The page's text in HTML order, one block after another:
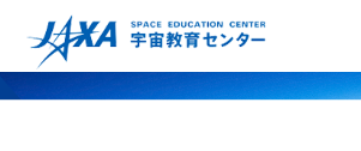
ミー
ロスペース